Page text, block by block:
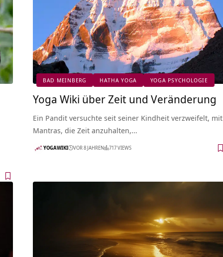
BAD MEINBERG HATHA YOGA YOGA PSYCHOLOGIE
Yoga Wiki über Zeit und Veränderung
Ein Pandit versuchte seit seiner Kindheit verzweifelt, mit
Mantras, die Zeit anzuhalten,…
YOGAWIKI VOR 8 JAHREN 717 VIEWS